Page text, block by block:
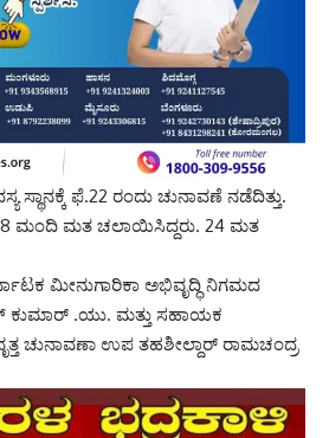
ಫೆ.22 ರಂದು ಚುನಾವಣೆ ನಡೆದಿತ್ತು.
ಮಂದಿ ಮತ ಚಲಾಯಿಸಿದ್ದರು. 24 ಮತ
ಮೀನುಗಾರಿಕಾ ಅಭಿವೃದ್ಧಿ ನಿಗಮದ
ಕುಮಾರ್ .ಯು. ಮತ್ತು ಸಹಾಯಕ
ಚುನಾವಣಾ ಉಪ ತಹಶೀಲ್ದಾರ್ ರಾಮಚಂದ್ರ